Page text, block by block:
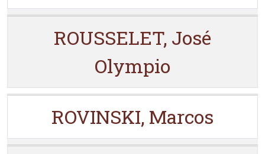
ROUSSELET, José
Olympio
ROVINSKI, Marcos